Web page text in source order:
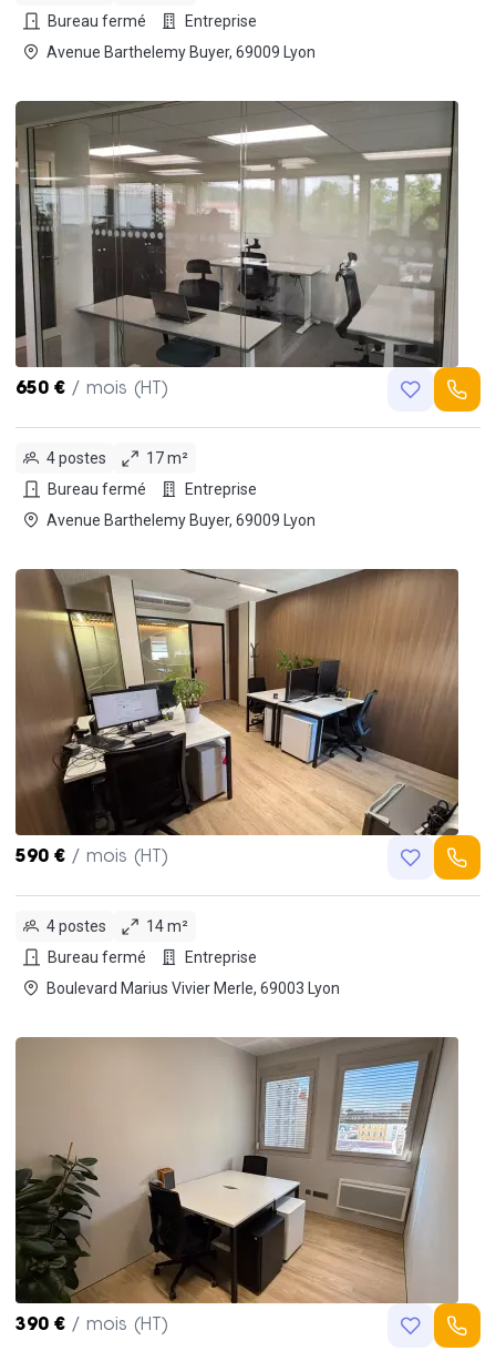
Bureau fermé
Entreprise
Avenue Barthelemy Buyer, 69009 Lyon
650 € / mois (HT)
4 postes
17 m²
Bureau fermé
Entreprise
Avenue Barthelemy Buyer, 69009 Lyon
590 € / mois (HT)
4 postes
14 m²
Bureau fermé
Entreprise
Boulevard Marius Vivier Merle, 69003 Lyon
390 € / mois (HT)